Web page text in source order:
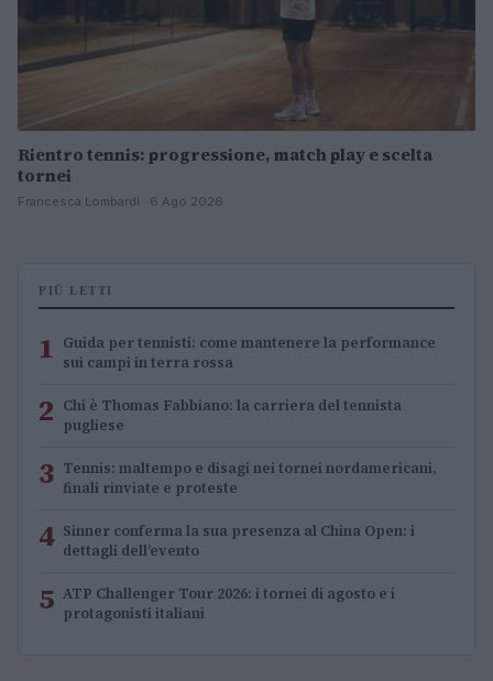
Rientro tennis: progressione, match play e scelta
tornei
Francesca Lombardi · 6 Ago 2026
PIÙ LETTI
1 Guida per tennisti: come mantenere la performance
sui campi in terra rossa
2 Chi è Thomas Fabbiano: la carriera del tennista
pugliese
3 Tennis: maltempo e disagi nei tornei nordamericani,
finali rinviate e proteste
4 Sinner conferma la sua presenza al China Open: i
dettagli dell’evento
5 ATP Challenger Tour 2026: i tornei di agosto e i
protagonisti italiani